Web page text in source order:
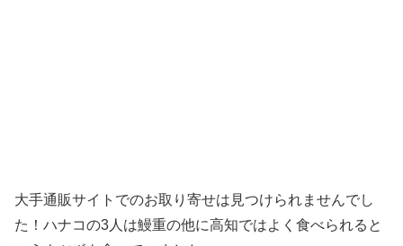
大手通販サイトでのお取り寄せは見つけられませんでし
た！ハナコの3人は鰻重の他に高知ではよく食べられると